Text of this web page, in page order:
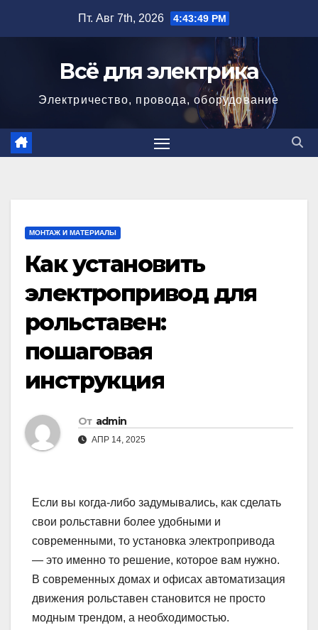
Пт. Авг 7th, 2026 4:43:50 PM
Всё для электрика
Электричество, провода, оборудование
МОНТАЖ И МАТЕРИАЛЫ
Как установить
электропривод для
рольставен:
пошаговая
инструкция
От admin
АПР 14, 2025
Если вы когда-либо задумывались, как сделать
свои рольставни более удобными и
современными, то установка электропривода
— это именно то решение, которое вам нужно.
В современных домах и офисах автоматизация
движения рольставен становится не просто
модным трендом, а необходимостью.